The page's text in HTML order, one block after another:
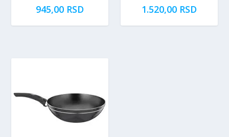
945,00 RSD 1.520,00 RSD